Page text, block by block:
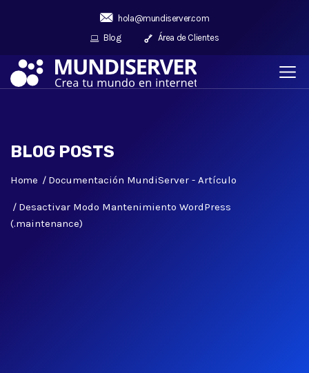
hola@mundiserver.com
Blog
Área de Clientes
BLOG POSTS
Home Documentación MundiServer - Artículo
Desactivar Modo Mantenimiento WordPress
(.maintenance)